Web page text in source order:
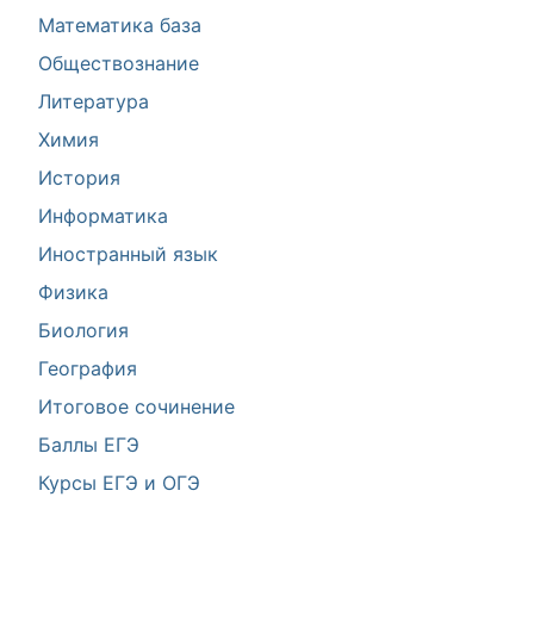
Математика база
Обществознание
Литература
Химия
История
Информатика
Иностранный язык
Физика
Биология
География
Итоговое сочинение
Баллы ЕГЭ
Курсы ЕГЭ и ОГЭ